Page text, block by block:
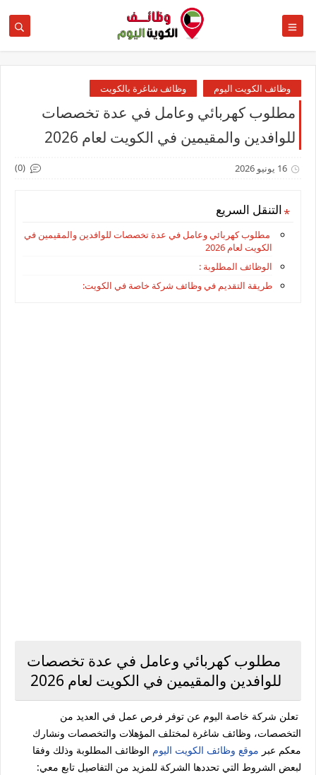
وظائف الكويت اليوم وظائف شاغرة بالكويت
مطلوب كهربائي وعامل في عدة تخصصات
للوافدين والمقيمين في الكويت لعام 2026
16 يونيو 2026 (0)
التنقل السريع
مطلوب كهربائي وعامل في عدة تخصصات للوافدين والمقيمين في
الكويت لعام 2026
الوظائف المطلوبة :
طريقة التقديم في وظائف شركة خاصة في الكويت:
مطلوب كهربائي وعامل في عدة تخصصات
للوافدين والمقيمين في الكويت لعام 2026
تعلن شركة خاصة اليوم عن توفر فرص عمل في العديد من
التخصصات، وظائف شاغرة لمختلف المؤهلات والتخصصات ونشارك
معكم عبر موقع وظائف الكويت اليوم الوظائف المطلوبة وذلك وفقا
لبعض الشروط التي تحددها الشركة للمزيد من التفاصيل تابع معي: